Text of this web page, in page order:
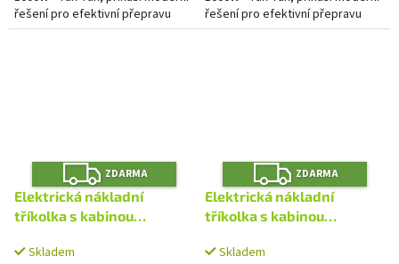
řešení pro efektivní přepravu
nákladu ve městě i na venkově.
řešení pro efektivní přepravu
nákladu ve městě i na venkově.
Z
D
A
R
M
A
ZDARMA
Elektrická nákladní
tříkolka s kabinou
1000W - Tuk Tuk Červená
Skladem
Z
D
A
R
M
A
ZDARMA
Elektrická nákladní
tříkolka s kabinou
1000W - Tuk Tuk Černá
Skladem